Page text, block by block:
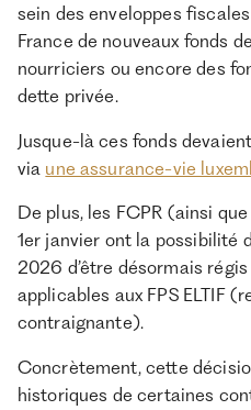
sein des enveloppes
France de nouveaux fonds
nourriciers ou encore des
dette privée.
Jusque-là ces fonds
via une assurance-vie
De plus, les FCPR (ainsi
1er janvier ont la possibilité
2026 d’être désormais
applicables aux FPS ELTIF
contraignante).
Concrètement, cette
historiques de certaines